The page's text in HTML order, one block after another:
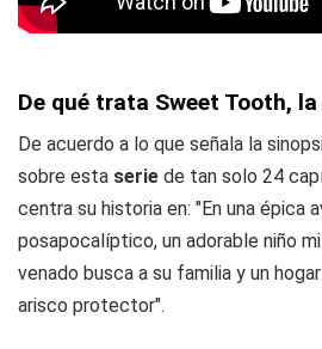
De qué trata Sweet Tooth,
De acuerdo a lo que señala la
sobre esta serie de tan solo 24
centra su historia en: "En una épica
posapocalíptico, un adorable niño
venado busca a su familia y un
arisco protector".